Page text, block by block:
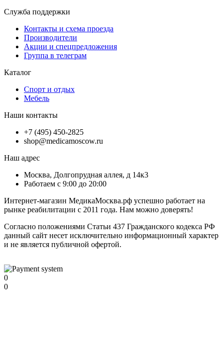
Служба поддержки
Контакты и схема проезда
Производители
Акции и спецпредложения
Группа в телеграм
Каталог
Спорт и отдых
Мебель
Наши контакты
+7 (495) 450-2825
shop@medicamoscow.ru
Наш адрес
Москва, Долгопрудная аллея, д 14к3
Работаем с 9:00 до 20:00
Интернет-магазин МедикаМосква.рф успешно работает на
рынке реабилитации с 2011 года. Нам можно доверять!
Согласно положениями Статьи 437 Гражданского кодекса РФ
данный сайт несет исключительно информационный характер
и не является публичной офертой.
0
0